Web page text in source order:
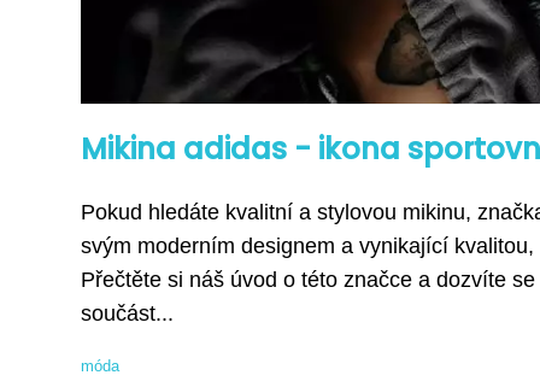
Mikina adidas - ikona
Pokud hledáte kvalitní a stylovou mikinu,
svým moderním designem a vynikající
Přečtěte si náš úvod o této značce a dozvíte
součást...
móda